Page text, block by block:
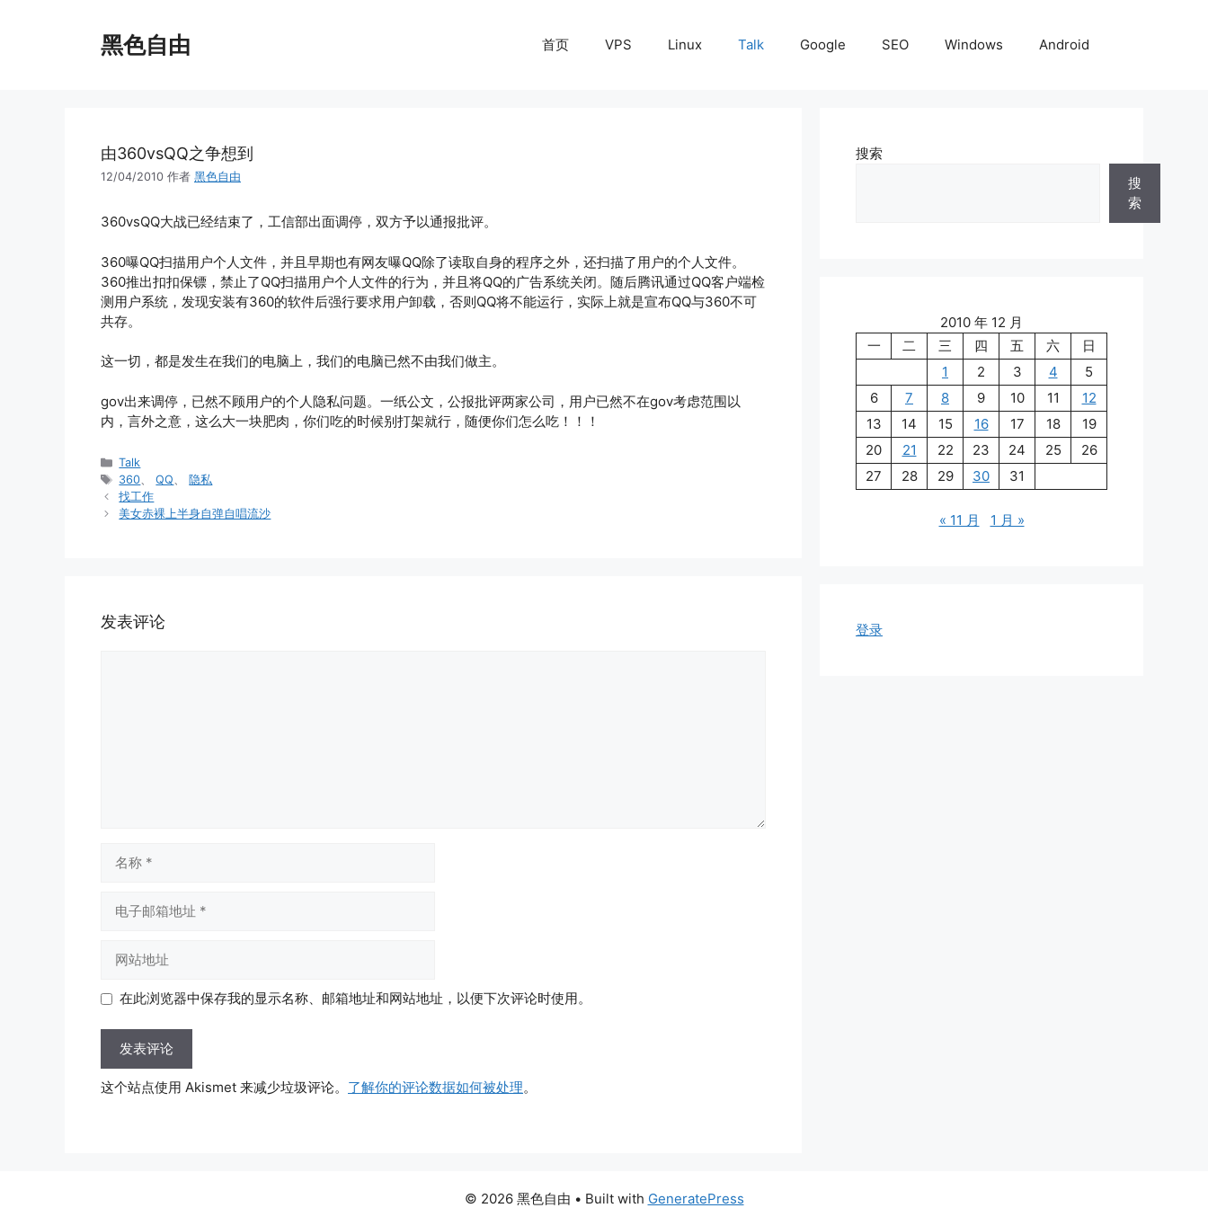
黑色自由 首页 VPS Linux Talk Google SEO Windows Android
由360vsQQ之争想到
12/04/2010 作者 黑色自由
360vsQQ大战已经结束了，工信部出面调停，双方予以通报批评。
360曝QQ扫描用户个人文件，并且早期也有网友曝QQ除了读取自身的程序之外，还扫描了用户的个人文件。
360推出扣扣保镖，禁止了QQ扫描用户个人文件的行为，并且将QQ的广告系统关闭。随后腾讯通过QQ客户端检
测用户系统，发现安装有360的软件后强行要求用户卸载，否则QQ将不能运行，实际上就是宣布QQ与360不可
共存。
这一切，都是发生在我们的电脑上，我们的电脑已然不由我们做主。
gov出来调停，已然不顾用户的个人隐私问题。一纸公文，公报批评两家公司，用户已然不在gov考虑范围以
内，言外之意，这么大一块肥肉，你们吃的时候别打架就行，随便你们怎么吃！！！
分
类
Talk
标
签
360、QQ、 隐私
找工作
美女赤裸上半身自弹自唱流沙
发表评论
址
址
在此浏览器中保存我的显示名称、邮箱地址和网站地址，以便下次评论时使用。
这个站点使用 Akismet 来减少垃圾评论。 了解你的评论数据如何被处理。
搜索
搜
索
2010 年 12 月
一
二 三 四 五 六
日
1
2 3 4
5
6
7 8 9 10 11
12
13
14 15 16 17 18
19
20
21 22 23 24 25
26
27
28 29 30 31
« 11 月 1 月 »
登录
© 2026 黑色自由 • Built with GeneratePress